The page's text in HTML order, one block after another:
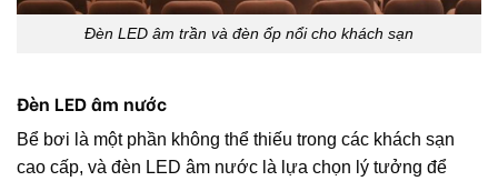
Đèn LED âm trần và đèn ốp nổi cho khách sạn
Đèn LED âm nước
Bể bơi là một phần không thể thiếu trong các khách sạn
cao cấp, và đèn LED âm nước là lựa chọn lý tưởng để